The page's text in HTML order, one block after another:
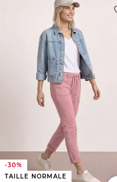
-30%
TAILLE NORMALE